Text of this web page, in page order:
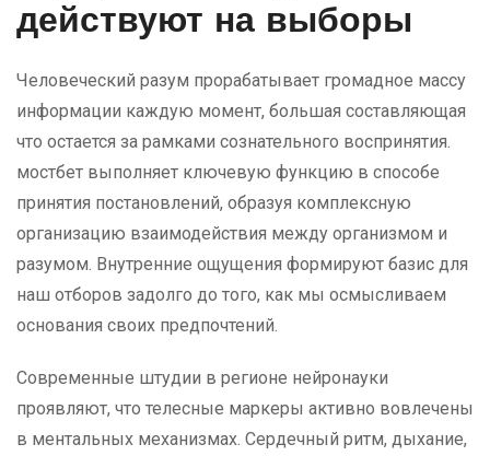
действуют на выборы
Человеческий разум прорабатывает громадное массу
информации каждую момент, большая составляющая
что остается за рамками сознательного воспринятия.
мостбет выполняет ключевую функцию в способе
принятия постановлений, образуя комплексную
организацию взаимодействия между организмом и
разумом. Внутренние ощущения формируют базис для
наш отборов задолго до того, как мы осмысливаем
основания своих предпочтений.
Современные штудии в регионе нейронауки
проявляют, что телесные маркеры активно вовлечены
в ментальных механизмах. Сердечный ритм, дыхание,